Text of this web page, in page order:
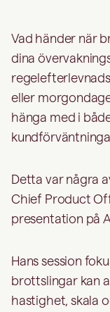
Vad händer när
dina
eller
hänga med i
Detta var några
Chief Product
presentation på
Hans session
brottslingar kan
hastighet, skala